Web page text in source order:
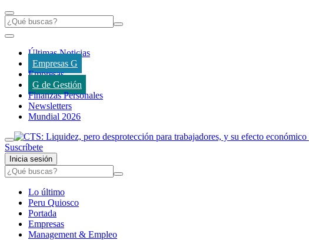
Últimas Noticias
Empresas G
Empresas
G de Gestión
Finanzas Personales
Newsletters
Mundial 2026
Suscríbete
Inicia sesión
Lo último
Peru Quiosco
Portada
Empresas
Management & Empleo